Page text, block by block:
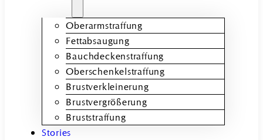
Oberarmstraffung
Fettabsaugung
Bauchdeckenstraffung
Oberschenkelstraffung
Brustverkleinerung
Brustvergrößerung
Bruststraffung
Stories